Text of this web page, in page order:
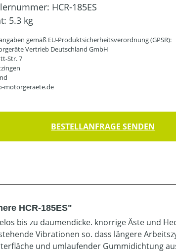
HCR-185ES
5.3 kg
gemäß EU-Produktsicherheitsverordnung (GPSR):
Vertrieb Deutschland GmbH
Str. 7
motorgeraete.de
BESTELLANFRAGE SENDEN
HCR-185ES"
bis zu daumendicke. knorrige Äste und
Vibrationen so. dass längere
und umlaufender Gummidichtung